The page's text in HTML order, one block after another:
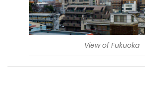
View of Fukuoka